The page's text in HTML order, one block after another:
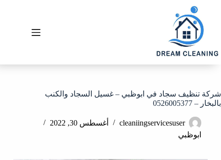
شركة تنظيف سجاد في ابوظبي – غسيل السجاد والكنب
بالبخار – 0526005377
cleaniingservicesuser
أغسطس 30, 2022
ابوظبي